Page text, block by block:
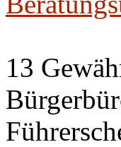
13